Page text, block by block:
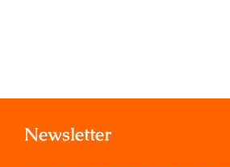
Newsletter